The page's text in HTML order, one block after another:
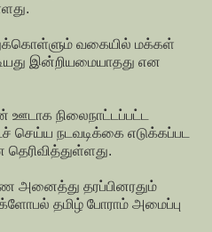
வகையில் மக்கள்
இன்றியமையாதது என
ஊடாக நிலைநாட்டப்பட்ட
செய்ய நடவடிக்கை எடுக்கப்பட
அனைத்து தரப்பினரதும்
தமிழ் போராம் அமைப்பு